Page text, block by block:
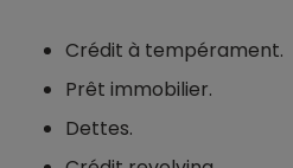
Crédit à tempérament.
Prêt immobilier.
Dettes.